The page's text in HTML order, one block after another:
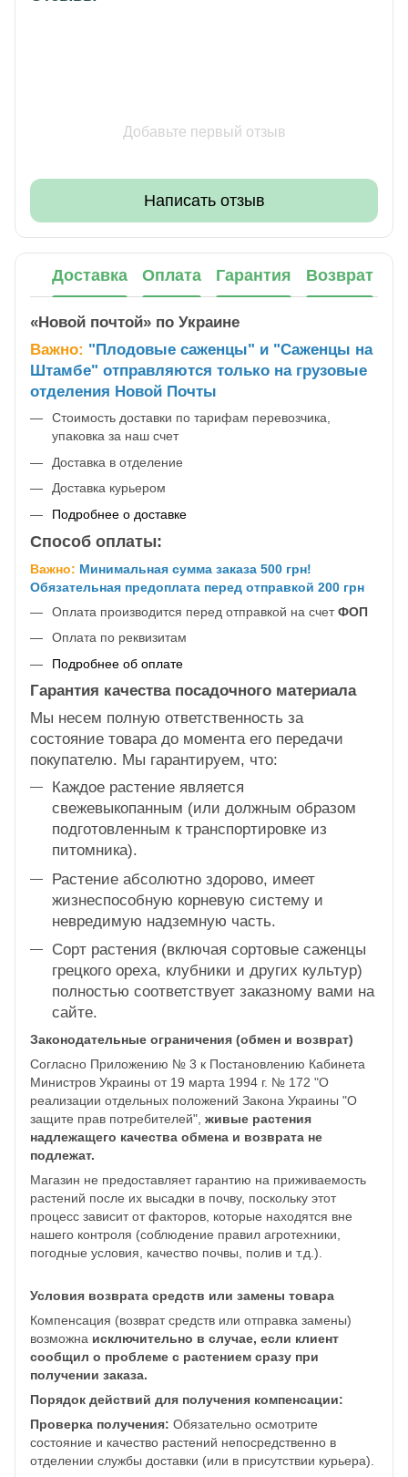
Добавьте первый отзыв
Написать отзыв
Доставка Оплата Гарантия Возврат
«Новой почтой» по Украине
Важно: "Плодовые саженцы" и "Саженцы на
Штамбе" отправляются только на грузовые
отделения Новой Почты
Стоимость доставки по тарифам перевозчика,
упаковка за наш счет
Доставка в отделение
Доставка курьером
Подробнее о доставке
Способ оплаты:
Важно: Минимальная сумма заказа 500 грн!
Обязательная предоплата перед отправкой 200 грн
Оплата производится перед отправкой на счетФОП
Оплата по реквизитам
Подробнее об оплате
Гарантия качества посадочного материала
Мы несем полную ответственность за
состояние товара до момента его передачи
покупателю. Мы гарантируем, что:
Каждое растение является
свежевыкопанным (или должным образом
подготовленным к транспортировке из
питомника).
Растение абсолютно здорово, имеет
жизнеспособную корневую систему и
невредимую надземную часть.
Сорт растения (включая сортовые саженцы
грецкого ореха, клубники и других культур)
полностью соответствует заказному вами на
сайте.
Законодательные ограничения (обмен и возврат)
Согласно Приложению № 3 к Постановлению Кабинета
Министров Украины от 19 марта 1994 г. № 172 "О
реализации отдельных положений Закона Украины "О
защите прав потребителей", живые растения
надлежащего качества обмена и возврата не
подлежат.
Магазин не предоставляет гарантию на приживаемость
растений после их высадки в почву, поскольку этот
процесс зависит от факторов, которые находятся вне
нашего контроля (соблюдение правил агротехники,
погодные условия, качество почвы, полив и т.д.).
Условия возврата средств или замены товара
Компенсация (возврат средств или отправка замены)
возможна исключительно в случае, если клиент
сообщил о проблеме с растением сразу при
получении заказа.
Порядок действий для получения компенсации:
Проверка получения: Обязательно осмотрите
состояние и качество растений непосредственно в
отделении службы доставки (или в присутствии курьера).